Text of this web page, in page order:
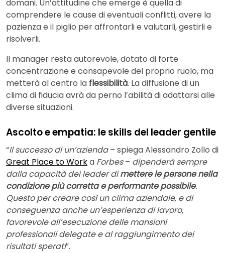
domani. Un’attitudine che emerge è quella di
comprendere le cause di eventuali conflitti, avere la
pazienza e il piglio per affrontarli e valutarli, gestirli e
risolverli.
Il manager resta autorevole, dotato di forte
concentrazione e consapevole del proprio ruolo, ma
metterà al centro la flessibilità. La diffusione di un
clima di fiducia avrà da perno l’abilità di adattarsi alle
diverse situazioni.
Ascolto e empatia: le skills del leader gentile
“Il successo di un’azienda– spiega Alessandro Zollo di
Great Place to Worka Forbes– dipenderà sempre
dalla capacità dei leader dimettere le persone nella
condizione più corretta e performante possibile.
Questo per creare così un clima aziendale, e di
conseguenza anche un’esperienza di lavoro,
favorevole all’esecuzione delle mansioni
professionali delegate e al raggiungimento dei
risultati sperati”.